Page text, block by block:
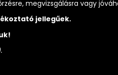
megvizsgálásra vagy
jellegűek.